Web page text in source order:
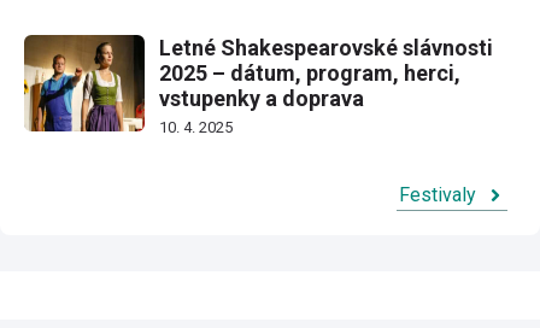
Letné Shakespearovské slávnosti
2025 – dátum, program, herci,
vstupenky a doprava
10. 4. 2025
Festivaly